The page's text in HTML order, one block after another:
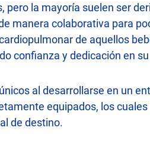
pero la mayoría suelen ser
manera colaborativa para
de aquellos
confianza y dedicación en
al desarrollarse en un
equipados, los
de destino.